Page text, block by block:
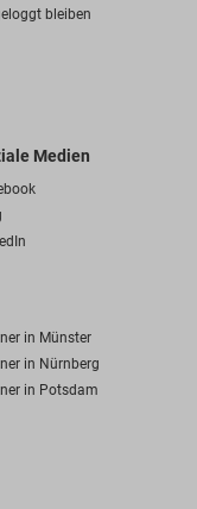
bleiben
Medien
in Münster
in Nürnberg
in Potsdam